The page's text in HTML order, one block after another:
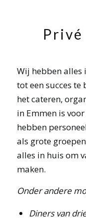
Privé
Wij hebben alles
tot een succes te
het cateren,
in Emmen is
hebben
als grote
alles in huis om
maken.
Onder andere
Diners van